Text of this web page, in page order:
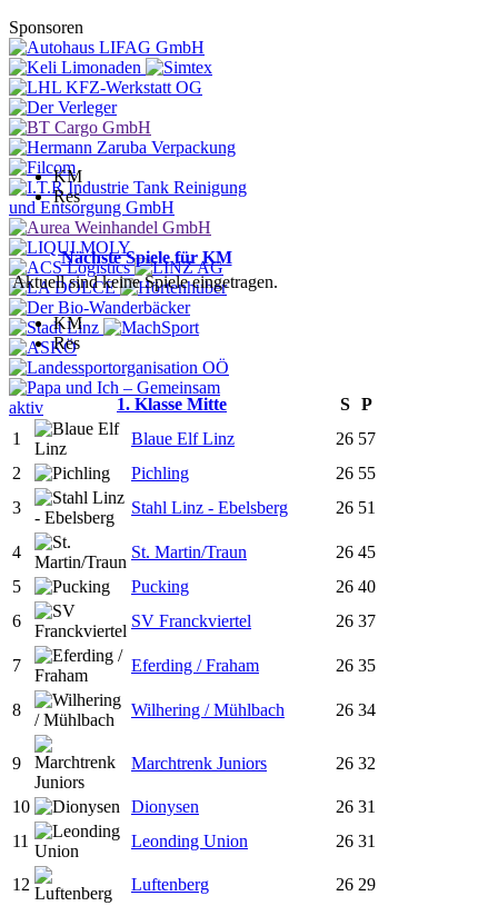
Sponsoren
KM
Res
Nächste Spiele für KM
Aktuell sind keine Spiele eingetragen.
KM
Res
1. Klasse Mitte S
P
1
Blaue Elf Linz 26 57
2
Pichling 26 55
3
Stahl Linz - Ebelsberg 26 51
4 St. Martin/Traun 26 45
5
Pucking 26 40
6
SV Franckviertel 26 37
7 Eferding / Fraham 26 35
8 Wilhering / Mühlbach 26 34
9 Marchtrenk Juniors 26 32
10 Dionysen 26 31
11
Leonding Union 26 31
12 Luftenberg 26 29